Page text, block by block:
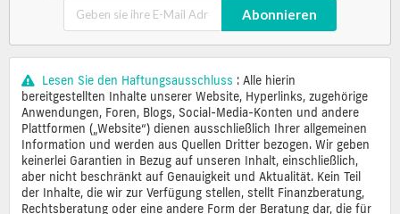
Abonnieren
Lesen Sie den Haftungsausschluss : Alle hierin
bereitgestellten Inhalte unserer Website, Hyperlinks, zugehörige
Anwendungen, Foren, Blogs, Social-Media-Konten und andere
Plattformen („Website“) dienen ausschließlich Ihrer allgemeinen
Information und werden aus Quellen Dritter bezogen. Wir geben
keinerlei Garantien in Bezug auf unseren Inhalt, einschließlich,
aber nicht beschränkt auf Genauigkeit und Aktualität. Kein Teil
der Inhalte, die wir zur Verfügung stellen, stellt Finanzberatung,
Rechtsberatung oder eine andere Form der Beratung dar, die für